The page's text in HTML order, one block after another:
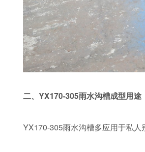
二、YX170-305雨水沟槽成型用途
YX170-305雨水沟槽多应用于私人